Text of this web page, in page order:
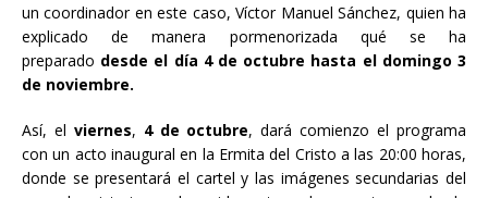
un coordinador en este caso, Víctor Manuel Sánchez, quien ha
explicado de manera pormenorizada qué se ha
preparado desde el día 4 de octubre hasta el domingo 3
de noviembre.
Así, el viernes, 4 de octubre, dará comienzo el programa
con un acto inaugural en la Ermita del Cristo a las 20:00 horas,
donde se presentará el cartel y las imágenes secundarias del